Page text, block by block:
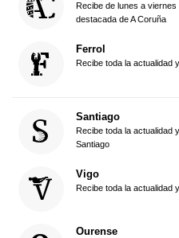
Recibe de lunes a
destacada de A Coruña
Ferrol
Recibe toda la actualidad
Santiago
Recibe toda la actualidad
Santiago
Vigo
Recibe toda la actualidad
Ourense